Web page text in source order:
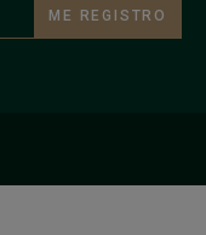
ME REGISTRO